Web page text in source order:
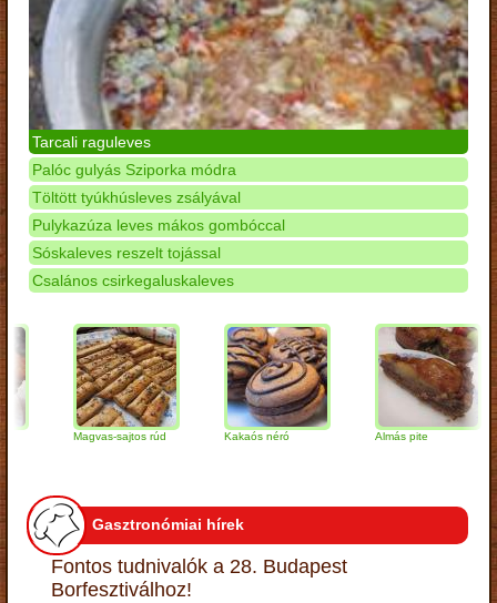
Tarcali raguleves
Palóc gulyás Sziporka módra
Töltött tyúkhúsleves zsályával
Pulykazúza leves mákos gombóccal
Sóskaleves reszelt tojással
Csalános csirkegaluskaleves
Magvas-sajtos rúd Kakaós néró Almás pite
Gasztronómiai hírek
Fontos tudnivalók a 28. Budapest
Borfesztiválhoz!